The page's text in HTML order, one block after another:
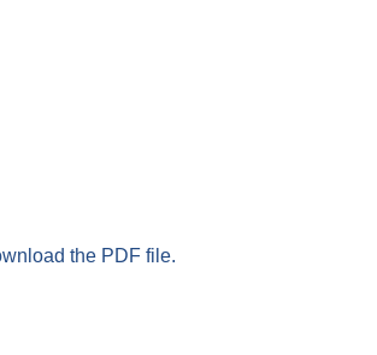
the PDF file.